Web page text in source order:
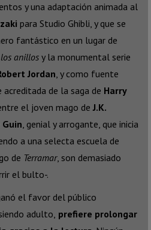
y una adaptación animada al
para Studio Ghibli, y que se
fantástico en un lugar de
anillos y la monumental serie
Jordan, y como fuente
de la saga de Harry
el joven mago deJ.K.
Guin, genial y arrogante, que inicia
a una selecta escuela de
de Terramar, son demasiado
el bulto-.
el favor del público
adulto, prefiere prolongar